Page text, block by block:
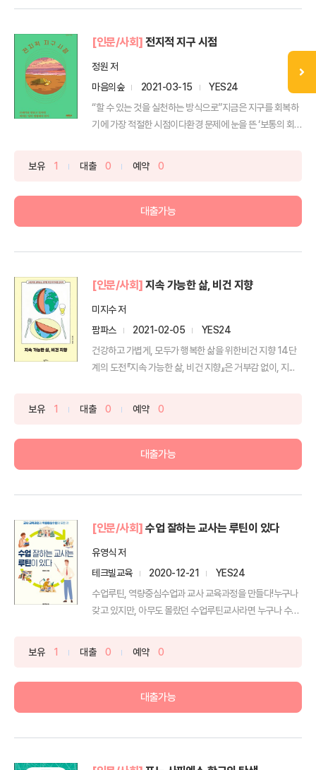
[인문/사회] 전지적 지구 시점
정원 저
마음의숲
2021-03-15
YES24
“할 수 있는 것을 실천하는 방식으로”지금은 지구를 회복하
기에 가장 적절한 시점이다환경 문제에 눈을 뜬 ‘보통의 회
보유 1 대출 0 예약 0
대출가능
[인문/사회] 지속 가능한 삶, 비건 지향
미지수 저
팜파스
2021-02-05
YES24
건강하고 가볍게, 모두가 행복한 삶을 위한비건 지향 14단
계의 도전『지속 가능한 삶, 비건 지향』은 거부감 없이, 지...
보유 1 대출 0 예약 0
대출가능
[인문/사회] 수업 잘하는 교사는 루틴이 있다
유영식 저
테크빌교육
2020-12-21
YES24
수업루틴, 역량중심수업과 교사 교육과정을 만들다!누구나
갖고 있지만, 아무도 몰랐던 수업루틴교사라면 누구나 수업
보유 1 대출 0 예약 0
대출가능